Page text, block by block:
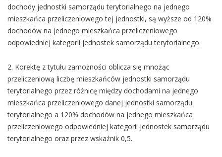
dochody jednostki samorządu terytorialnego na jednego
mieszkańca przeliczeniowego tej jednostki, są wyższe od 120%
dochodów na jednego mieszkańca przeliczeniowego
odpowiedniej kategorii jednostek samorządu terytorialnego.
2. Korektę z tytułu zamożności oblicza się mnożąc
przeliczeniową liczbę mieszkańców jednostki samorządu
terytorialnego przez różnicę między dochodami na jednego
mieszkańca przeliczeniowego danej jednostki samorządu
terytorialnego a 120% dochodów na jednego mieszkańca
przeliczeniowego odpowiedniej kategorii jednostek samorządu
terytorialnego oraz przez wskaźnik 0,5.